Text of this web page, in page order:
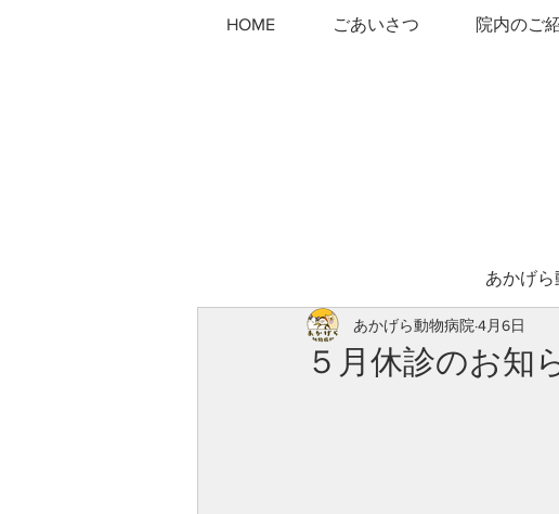
HOME ごあいさつ 院内のご
５月休診のお知
あかげら動物病院 4月6日
あかげ